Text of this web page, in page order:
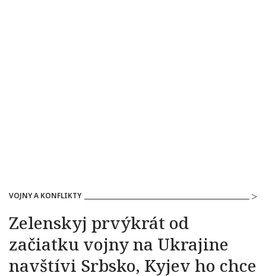
VOJNY A KONFLIKTY
Zelenskyj prvýkrát od
začiatku vojny na Ukrajine
navštívi Srbsko, Kyjev ho chce